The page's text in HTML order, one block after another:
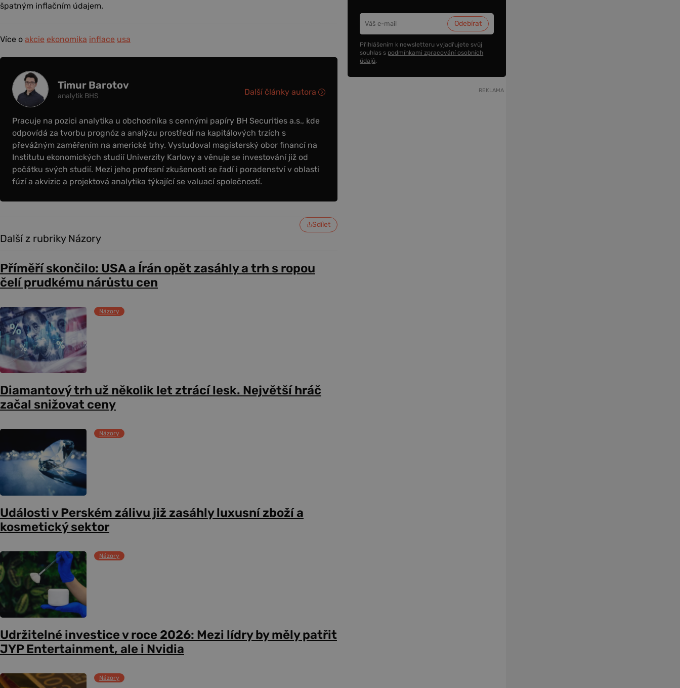
špatným inflačním údajem.
Více o akcie ekonomika inflace usa
Timur Barotov
analytik BHS
Pracuje na pozici analytika u obchodníka s cennými papíry BH Securities a.s., kde
odpovídá za tvorbu prognóz a analýzu prostředí na kapitálových trzích s
převážným zaměřením na americké trhy. Vystudoval magisterský obor financí na
Institutu ekonomických studií Univerzity Karlovy a věnuje se investování již od
počátku svých studií. Mezi jeho profesní zkušenosti se řadí i poradenství v oblasti
fúzí a akvizic a projektová analytika týkající se valuací společností.
Další články autora
Sdílet
Další z rubriky Názory
Příměří skončilo: USA a Írán opět zasáhly a trh s ropou
čelí prudkému nárůstu cen
Názory
Diamantový trh už několik let ztrácí lesk. Největší hráč
začal snižovat ceny
Názory
Události v Perském zálivu již zasáhly luxusní zboží a
kosmetický sektor
Názory
Udržitelné investice v roce 2026: Mezi lídry by měly patřit
JYP Entertainment, ale i Nvidia
Názory
Přihlášením k newsletteru vyjadřujete svůj
souhlas s podmínkami zpracování osobních
údajů.
REKLAMA